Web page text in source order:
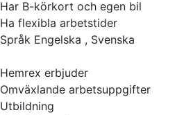
Har B-körkort och egen bil
Ha flexibla arbetstider
Språk Engelska , Svenska
Hemrex erbjuder
Omväxlande arbetsuppgifter
Utbildning